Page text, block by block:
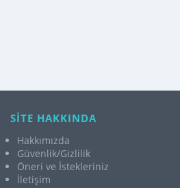
SİTE HAKKINDA
Hakkımızda
Güvenlik/Gizlilik
Öneri ve İstekleriniz
İletişim